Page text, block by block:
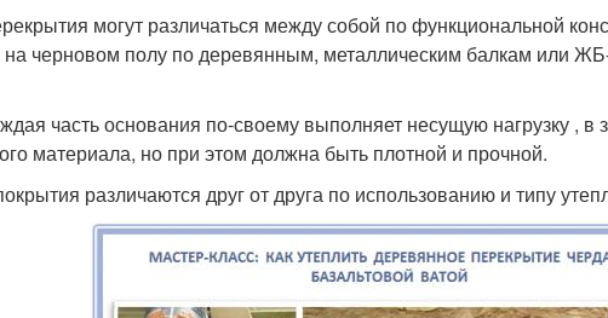
могут различаться между собой по функциональной
черновом полу по деревянным, металлическим балкам или
часть основания по-своему выполняет несущую нагрузку , в
материала, но при этом должна быть плотной и прочной.
различаются друг от друга по использованию и типу